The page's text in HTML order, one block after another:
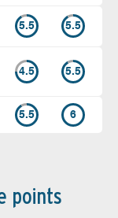
5.5 5.5
4.5 5.5
5.5 6
points